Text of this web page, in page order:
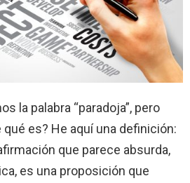
la palabra “paradoja”, pero
es? He aquí una definición:
que parece absurda,
es una proposición que